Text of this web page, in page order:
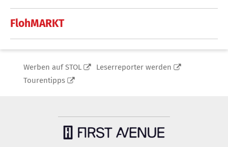
FlohMARKT
Werben auf STOL
Leserreporter werden
Tourentipps